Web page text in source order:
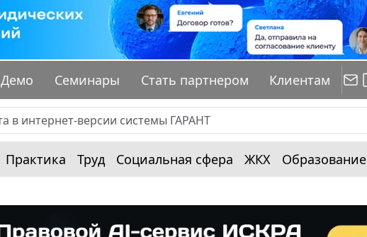
Демо Семинары Стать партнером Клиентам
Практика Труд Социальная сфера ЖКХ Образование